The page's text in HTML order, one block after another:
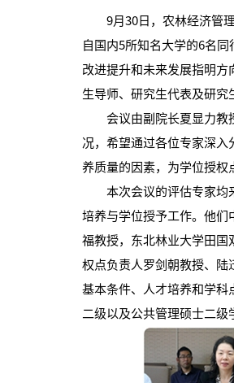
9月30日，农林经济管理
自国内5所知名大学的6名
改进提升和未来发展指明
生导师、研究生代表及研究
会议由副院长夏显力教授
况，希望通过各位专家深
养质量的因素，为学位授权
本次会议的评估专家均来
培养与学位授予工作。他们
福教授，东北林业大学田国
权点负责人罗剑朝教授、陆
基本条件、人才培养和学科
二级以及公共管理硕士二级